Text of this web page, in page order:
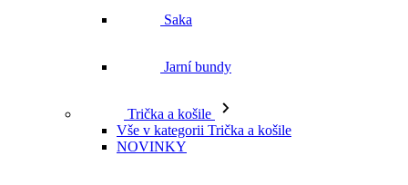
Saka
Jarní bundy
Trička a košile
Vše v kategorii Trička a košile
NOVINKY